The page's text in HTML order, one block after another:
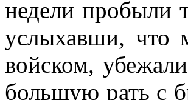
недели пробыли
услыхавши, что
войском,
большую рать с